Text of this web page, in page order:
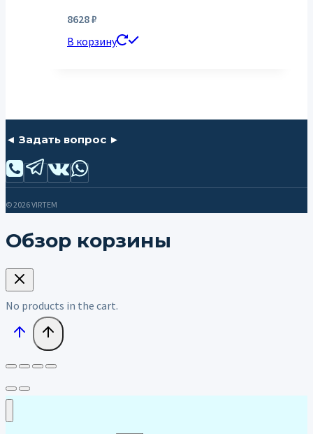
8628₽
В корзину
◄ Задать вопрос ►
© 2026 VIRTEM
Обзор корзины
No products in the cart.